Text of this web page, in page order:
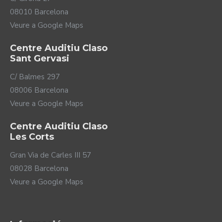
el llenguatge. A més, aquesta reducció de soroll la
realitza de manera diferent depenent de l'origen del
soroll ja que, per exemple, no és el mateix un soroll
continu de fons que un que passa de cop. D'aquesta
manera, els Vivia eliminen les distraccions i
proporcionen una claredat de so excel·lent per a la
parla, cosa que permet reduir l'esforç a l'hora
d'escoltar.
08010 Barcelona
Veure a Google Maps
Centre Auditiu Claso
Sant Gervasi
C/ Balmes 297
08006 Barcelona
Veure a Google Maps
Centre Auditiu Claso
Les Corts
Gran Via de Carles III 57
08028 Barcelona
Veure a Google Maps